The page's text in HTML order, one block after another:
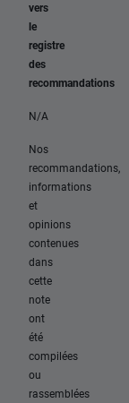
vers
le
registre
des
recommandations
N/A
Nos
recommandations,
informations
et
opinions
contenues
dans
cette
note
ont
été
compilées
ou
rassemblées